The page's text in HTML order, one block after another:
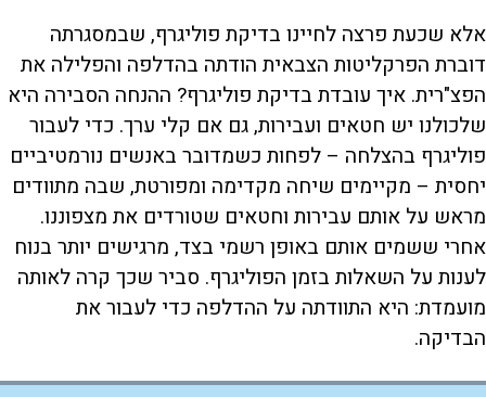
אלא שכעת פרצה לחיינו בדיקת פוליגרף, שבמסגרתה
דוברת הפרקליטות הצבאית הודתה בהדלפה והפלילה את
הפצ"רית. איך עובדת בדיקת פוליגרף? ההנחה הסבירה היא
שלכולנו יש חטאים ועבירות, גם אם קלי ערך. כדי לעבור
פוליגרף בהצלחה – לפחות כשמדובר באנשים נורמטיביים
יחסית – מקיימים שיחה מקדימה ומפורטת, שבה מתוודים
מראש על אותם עבירות וחטאים שטורדים את מצפוננו.
אחרי ששמים אותם באופן רשמי בצד, מרגישים יותר בנוח
לענות על השאלות בזמן הפוליגרף. סביר שכך קרה לאותה
מועמדת: היא התוודתה על ההדלפה כדי לעבור את
הבדיקה.